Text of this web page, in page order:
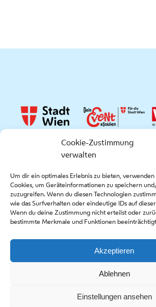
Cookie-Zustimmung
verwalten
Um dir ein optimales Erlebnis zu bieten,
Cookies, um Geräteinformationen zu speichern
zuzugreifen. Wenn du diesen Technologien
wie das Surfverhalten oder eindeutige IDs auf
Wenn du deine Zustimmung nicht erteilst oder
bestimmte Merkmale und Funktionen
Akzeptieren
Ablehnen
Einstellungen ansehen
Presse
Kontakt
Ausschreibungen
Copyright stadt wien marketing gmbh |
FacebookInstagram